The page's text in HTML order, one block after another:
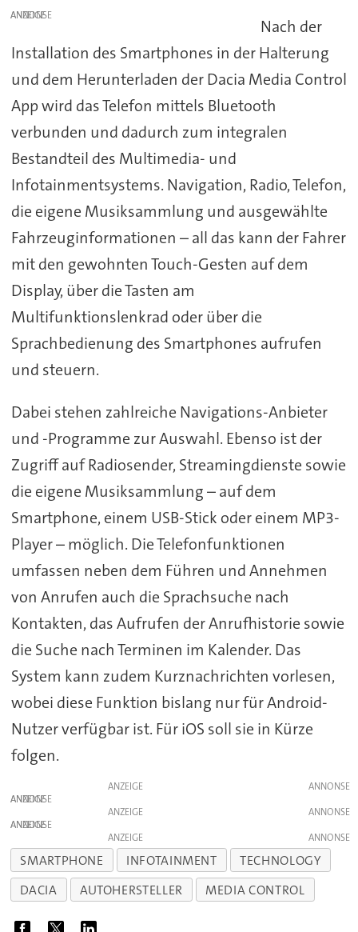
ANZEIGE
Nach der
Installation des Smartphones in der Halterung
und dem Herunterladen der Dacia Media Control
App wird das Telefon mittels Bluetooth
verbunden und dadurch zum integralen
Bestandteil des Multimedia- und
Infotainmentsystems. Navigation, Radio, Telefon,
die eigene Musiksammlung und ausgewählte
Fahrzeuginformationen – all das kann der Fahrer
mit den gewohnten Touch-Gesten auf dem
Display, über die Tasten am
Multifunktionslenkrad oder über die
Sprachbedienung des Smartphones aufrufen
und steuern.
Dabei stehen zahlreiche Navigations-Anbieter
und -Programme zur Auswahl. Ebenso ist der
Zugriff auf Radiosender, Streamingdienste sowie
die eigene Musiksammlung – auf dem
Smartphone, einem USB-Stick oder einem MP3-
Player – möglich. Die Telefonfunktionen
umfassen neben dem Führen und Annehmen
von Anrufen auch die Sprachsuche nach
Kontakten, das Aufrufen der Anrufhistorie sowie
die Suche nach Terminen im Kalender. Das
System kann zudem Kurznachrichten vorlesen,
wobei diese Funktion bislang nur für Android-
Nutzer verfügbar ist. Für iOS soll sie in Kürze
folgen.
ANZEIGE
ANZEIGE
ANZEIGE
ANZEIGE
ANZEIGE
SMARTPHONE INFOTAINMENT
TECHNOLOGY
DACIA
AUTOHERSTELLER MEDIA CONTROL